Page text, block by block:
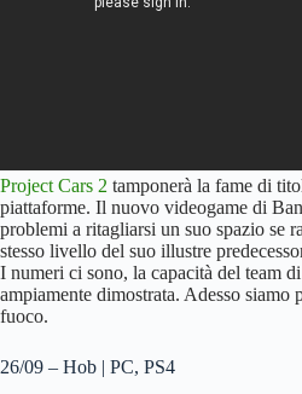
Project Cars 2 tamponerà la fame di
piattaforme. Il nuovo videogame di
problemi a ritagliarsi un suo spazio se
stesso livello del suo illustre
I numeri ci sono, la capacità del team
ampiamente dimostrata. Adesso siamo
fuoco.
26/09 – Hob | PC, PS4